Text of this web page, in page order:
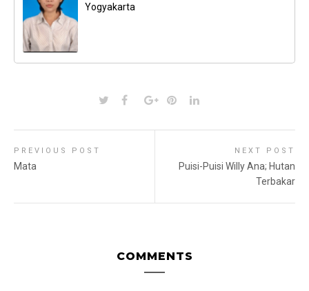
Yogyakarta
PREVIOUS POST
Mata
NEXT POST
Puisi-Puisi Willy Ana; Hutan
Terbakar
COMMENTS